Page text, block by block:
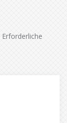
Erforderliche